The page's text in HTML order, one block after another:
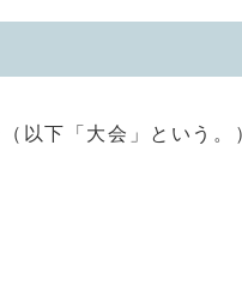
下「大会」という。